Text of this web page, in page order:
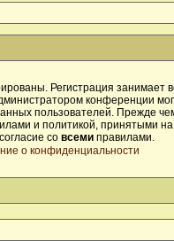
Регистрация занимает
конференции
пользователей. Прежде
и политикой, принятыми
со всеми правилами.
о конфиденциальности